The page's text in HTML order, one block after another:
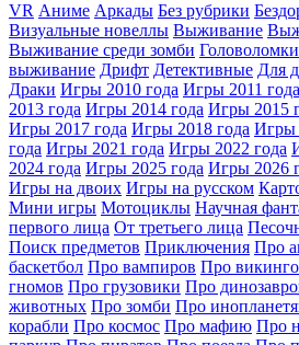
VR Аниме Аркады Без рубрики
Визуальные новеллы Выживание
Выживание среди зомби Головоломки
выживание Дрифт Детективные Для
Драки Игры 2010 года Игры 2011 года
2013 года Игры 2014 года Игры 2015
Игры 2017 года Игры 2018 года Игры
года Игры 2021 года Игры 2022 года
2024 года Игры 2025 года Игры 2026
Игры на двоих Игры на русском
Мини игры Мотоциклы Научная
первого лица От третьего лица
Поиск предметов Приключения Про
баскетбол Про вампиров Про
гномов Про грузовики Про
животных Про зомби Про
корабли Про космос Про мафию Про